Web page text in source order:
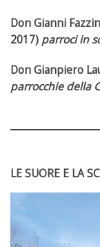
Don Gianni
2017) parroci in
Don Gianpiero
parrocchie della
LE SUORE E LA